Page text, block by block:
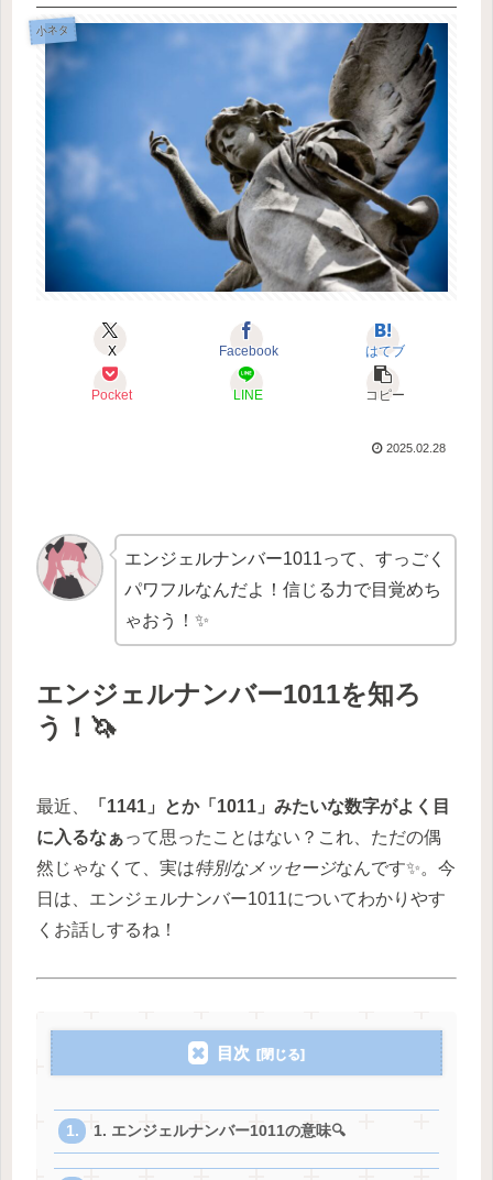
小ネタ
X Facebook はてブ
Pocket LINE コピー
2025.02.28
エンジェルナンバー1011って、すっごく
パワフルなんだよ！信じる力で目覚めち
ゃおう！✨
エンジェルナンバー1011を知ろ
う！🦄
最近、
「1141」とか「1011」みたいな数字がよく目
に入るなぁって思ったことはない？これ、ただの偶
然じゃなくて、実は特別なメッセージなんです✨。今
日は、エンジェルナンバー1011についてわかりやす
くお話しするね！
目次
1. エンジェルナンバー1011の意味🔍